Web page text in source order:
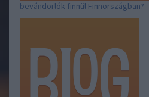
bevándorlók finnül Finnországban?